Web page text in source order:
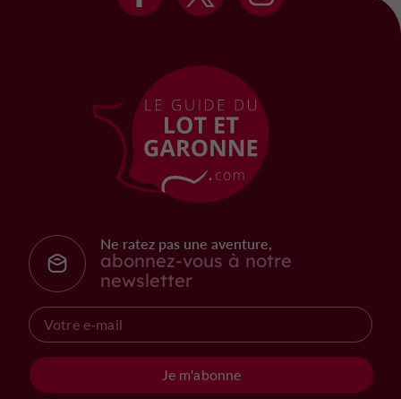
Ne ratez pas une aventure,
abonnez-vous à notre
newsletter
Je m'abonne